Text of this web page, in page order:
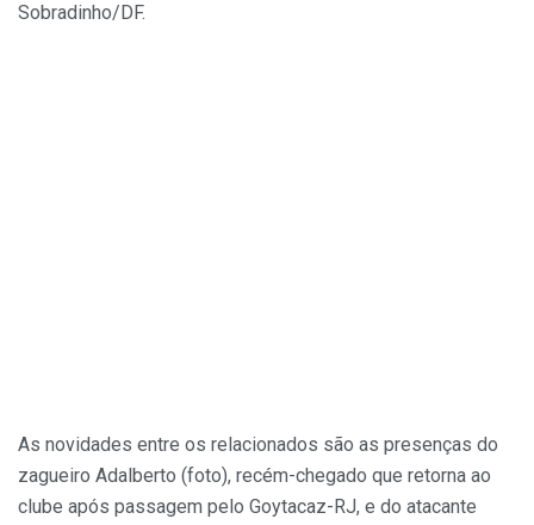
Sobradinho/DF.
As novidades entre os relacionados são as presenças do
zagueiro Adalberto (foto), recém-chegado que retorna ao
clube após passagem pelo Goytacaz-RJ, e do atacante